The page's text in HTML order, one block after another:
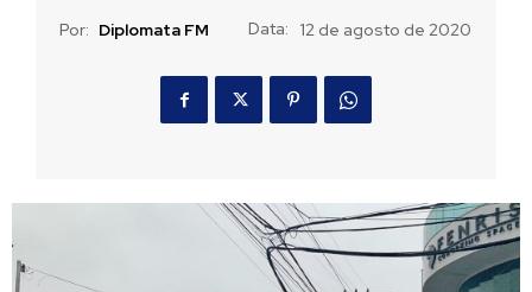
Por: Diplomata FM Data: 12 de agosto de 2020